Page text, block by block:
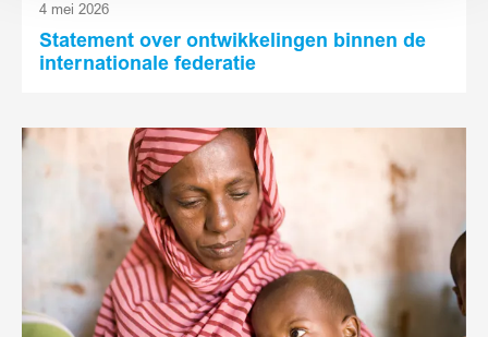
4 mei 2026
Statement over ontwikkelingen binnen de
internationale federatie
Lees
meer